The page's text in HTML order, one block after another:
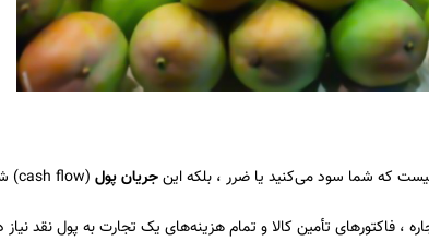
که شما سود می‌کنید یا ضرر ، بلکه اینجریان پول (cash flow) شما است.
فاکتورهای تأمین کالا و تمام هزینه‌های یک تجارت به پول نقد نیاز